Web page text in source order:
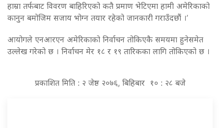
हाम्रा तर्फबाट विवरण बाहिरिएको कतै प्रमाण भेटिएमा हामी अमेरिकाको
कानुन बमोजिम सजाय भोग्न तयार रहेको जानकारी गराउँदछौं ।’
आयोगले एनआरएन अमेरिकाको निर्वाचन तोकिएकै समयमा हुनेसमेत
उल्लेख गरेको छ । निर्वाचन मेर १८ र १९ तारिकका लागि तोकिएको छ ।
प्रकाशित मिति : २ जेष्ठ २०७६, बिहिबार १० : २८ बजे